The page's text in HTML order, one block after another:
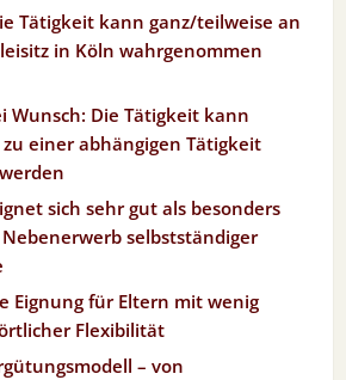
Tätigkeit kann ganz/teilweise an
in Köln wahrgenommen
Wunsch: Die Tätigkeit kann
einer abhängigen Tätigkeit
sich sehr gut als besonders
selbstständiger
Eignung für Eltern mit wenig
Flexibilität
– von